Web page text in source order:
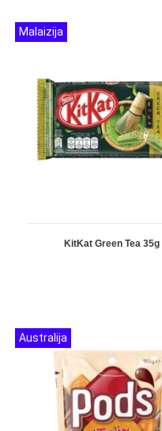
KitKat Green Tea 35g
Malaizija
Australija